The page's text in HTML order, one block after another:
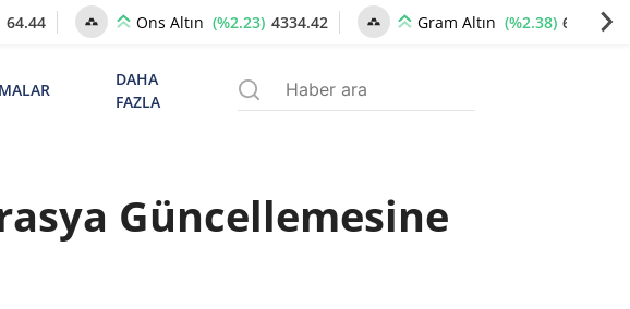
64.44 Ons Altın (%2.23) 4334.42 Gram Altın (%2.38) 6647.27
DAHA
FAZLA
Güncellemesine